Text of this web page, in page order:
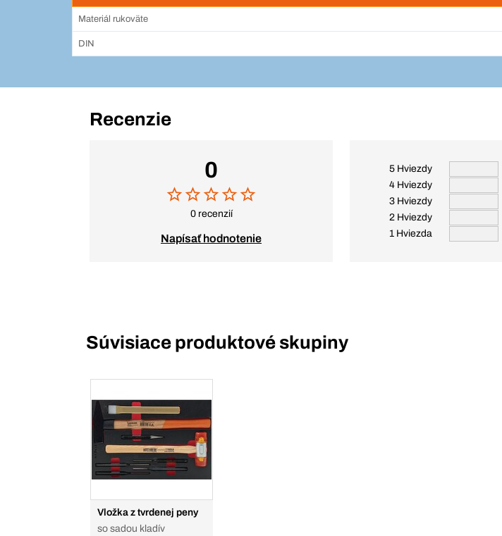
Materiál rukoväte
DIN
Recenzie
0
0 recenzií
Napísať hodnotenie
5 Hviezdy
4 Hviezdy
3 Hviezdy
2 Hviezdy
1 Hviezda
Súvisiace produktové skupiny
Vložka z tvrdenej peny
so sadou kladív